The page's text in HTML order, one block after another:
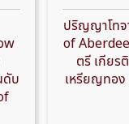
ดับ
ปริญญาโท
of
ตรี เกียร
เหรียญทอง